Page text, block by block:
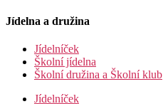
Jídelna a družina
Jídelníček
Školní jídelna
Školní družina a Školní klub
Jídelníček